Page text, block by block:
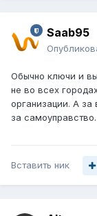
Saab95
Обычно ключи и
не во всех
организации. А
за самоуправство.
Вставить ник